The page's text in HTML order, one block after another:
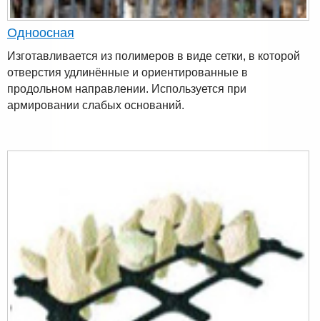
Одноосная
Изготавливается из полимеров в виде сетки, в которой
отверстия удлинённые и ориентированные в
продольном направлении. Используется при
армировании слабых оснований.